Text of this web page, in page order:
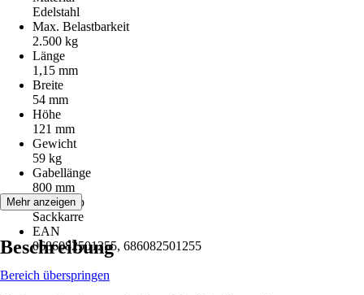
Edelstahl
Max. Belastbarkeit
2.500 kg
Länge
1,15 mm
Breite
54 mm
Höhe
121 mm
Gewicht
59 kg
Gabellänge
800 mm
Artikeltyp
Sackkarre
EAN
0686082501255, 686082501255
Mehr anzeigen
Beschreibung
Bereich überspringen